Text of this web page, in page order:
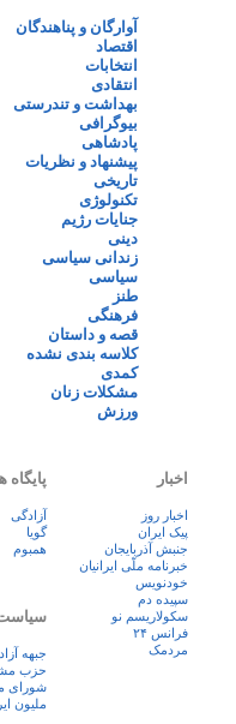
آوارگان و پناهندگان
اقتصاد
انتخابات
انتقادی
بهداشت و تندرستی
بیوگرافی
پادشاهی
پیشنهاد و نظریات
تاریخی
تکنولوژی
جنایات رژیم
دینی
زندانی سیاسی
سیاسی
طنز
فرهنگی
قصه و داستان
کلاسه بندی نشده
کمدی
مشکلات زنان
ورزش
اخبار
اخبار روز
پيک ايران
جنبش آذربایجان
خبرنامه ملّی ایرانیان
خودنویس
سپیده دم
سکولاریسم نو
فرانس ۲۴
مردمک
آزادگی
گویا
همبوم
جبهه
حزب
شورای
ملیون